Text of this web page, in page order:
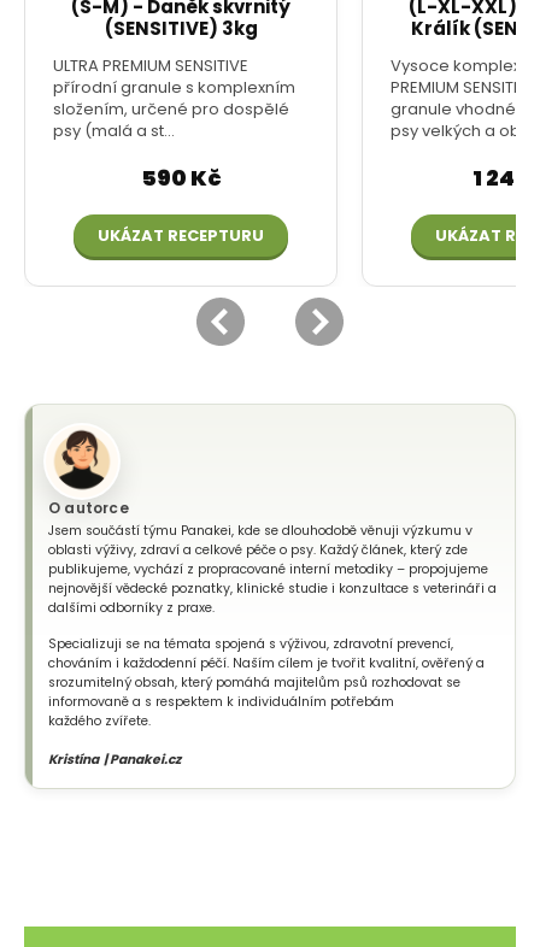
O autorce
Jsem součástí týmu Panakei, kde se dlouhodobě věnuji výzkumu v
oblasti výživy, zdraví a celkové péče o psy. Každý článek, který zde
publikujeme, vychází z propracované interní metodiky – propojujeme
nejnovější vědecké poznatky, klinické studie i konzultace s veterináři a
dalšími odborníky z praxe.
Specializuji se na témata spojená s výživou, zdravotní prevencí,
chováním i každodenní péčí. Naším cílem je tvořit kvalitní, ověřený a
srozumitelný obsah, který pomáhá majitelům psů rozhodovat se
informovaně a s respektem k individuálním potřebám
každého zvířete.
Kristína | Panakei.cz